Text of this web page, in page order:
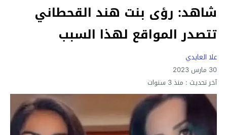
شاهد: رؤى بنت هند القحطاني
تتصدر المواقع لهذا السبب
علا العايدي
30 مارس 2023
آخر تحديث : منذ 3 سنوات